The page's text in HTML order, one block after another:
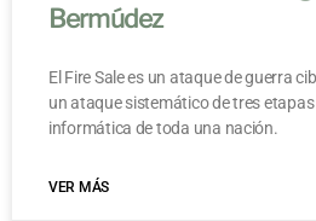
Bermúdez
El Fire Sale es un ataque de guerra
un ataque sistemático de tres
informática de toda una nación.
VER MÁS